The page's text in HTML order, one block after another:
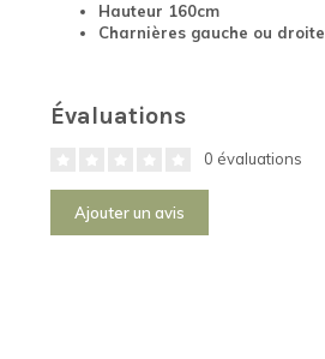
Hauteur 160cm
Charnières gauche ou droite
Évaluations
0 évaluations
Ajouter un avis